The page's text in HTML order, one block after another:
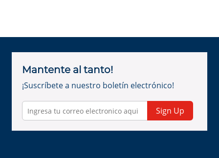
Mantente al tanto!
¡Suscríbete a nuestro boletín electrónico!
Sign Up